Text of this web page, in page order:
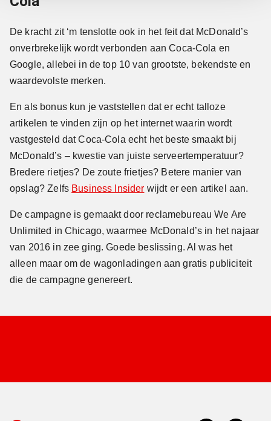
De kracht zit ‘m tenslotte ook in het feit dat McDonald’s
onverbrekelijk wordt verbonden aan Coca-Cola en
Google, allebei in de top 10 van grootste, bekendste en
waardevolste merken.
En als bonus kun je vaststellen dat er echt talloze
artikelen te vinden zijn op het internet waarin wordt
vastgesteld dat Coca-Cola echt het beste smaakt bij
McDonald’s – kwestie van juiste serveertemperatuur?
Bredere rietjes? De zoute frietjes? Betere manier van
opslag? Zelfs Business Insider wijdt er een artikel aan.
De campagne is gemaakt door reclamebureau We Are
Unlimited in Chicago, waarmee McDonald’s in het najaar
van 2016 in zee ging. Goede beslissing. Al was het
alleen maar om de wagonladingen aan gratis publiciteit
die de campagne genereert.